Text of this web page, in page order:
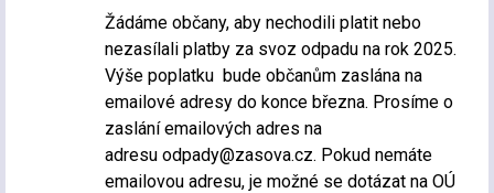
Žádáme občany, aby nechodili platit nebo
nezasílali platby za svoz odpadu na rok 2025.
Výše poplatku bude občanům zaslána na
emailové adresy do konce března. Prosíme o
zaslání emailových adres na
adresu odpady@zasova.cz. Pokud nemáte
emailovou adresu, je možné se dotázat na OÚ